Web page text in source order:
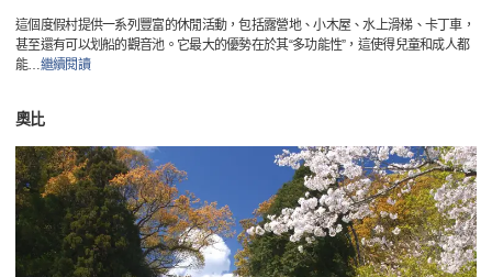
這個度假村提供一系列豐富的休閒活動，包括露營地、小木屋、水上滑梯、卡丁車，
甚至還有可以划船的觀音池。它最大的優勢在於其“多功能性”，這使得兒童和成人都
能…繼續閱讀
奧比